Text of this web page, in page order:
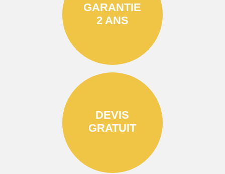
GARANTIE
2 ANS
DEVIS
GRATUIT